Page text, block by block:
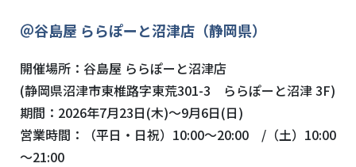
＠谷島屋 ららぽーと沼津店（静岡県）
開催場所： 谷島屋 ららぽーと沼津店
(静岡県沼津市東椎路字東荒301-3 ららぽーと沼津3F)
期間：2026年7月23日(木)～9月6日(日)
営業時間：
（平日・日祝） 10:00～20:00 / （土） 10:00
～21:00